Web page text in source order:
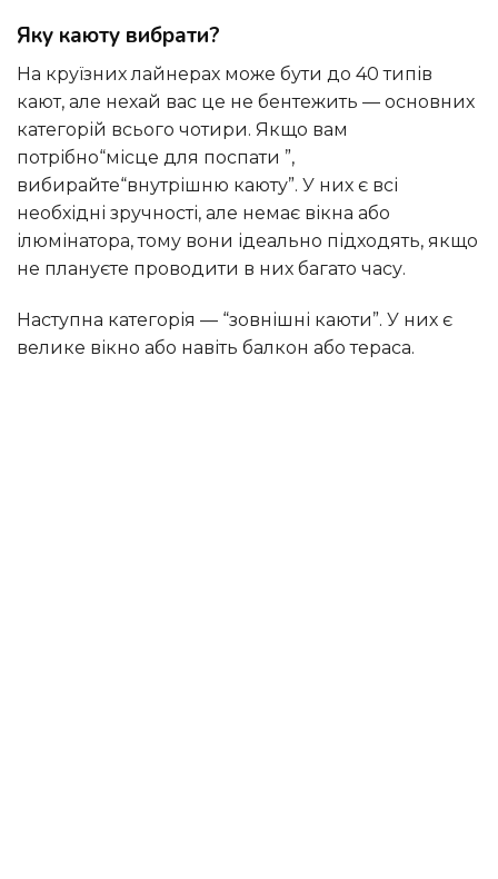
Яку каюту вибрати?
На круїзних лайнерах може бути до 40 типів
кают, але нехай вас це не бентежить — основних
категорій всього чотири. Якщо вам
потрібно“місце для поспати ”,
вибирайте“внутрішню каюту”. У них є всі
необхідні зручності, але немає вікна або
ілюмінатора, тому вони ідеально підходять, якщо
не плануєте проводити в них багато часу.
Наступна категорія — “зовнішні каюти”. У них є
велике вікно або навіть балкон або тераса.